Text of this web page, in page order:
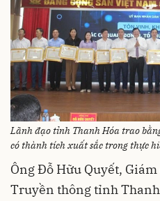
Lãnh đạo tỉnh Thanh Hóa trao
có thành tích xuất sắc trong thực
Ông Đỗ Hữu Quyết,
Truyền thông tỉnh